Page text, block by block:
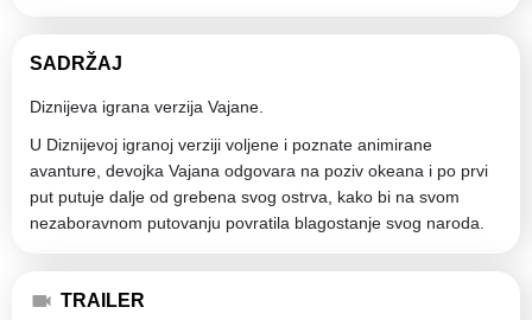
SADRŽAJ
Diznijeva igrana verzija Vajane.
U Diznijevoj igranoj verziji voljene i poznate animirane
avanture, devojka Vajana odgovara na poziv okeana i po prvi
put putuje dalje od grebena svog ostrva, kako bi na svom
nezaboravnom putovanju povratila blagostanje svog naroda.
TRAILER